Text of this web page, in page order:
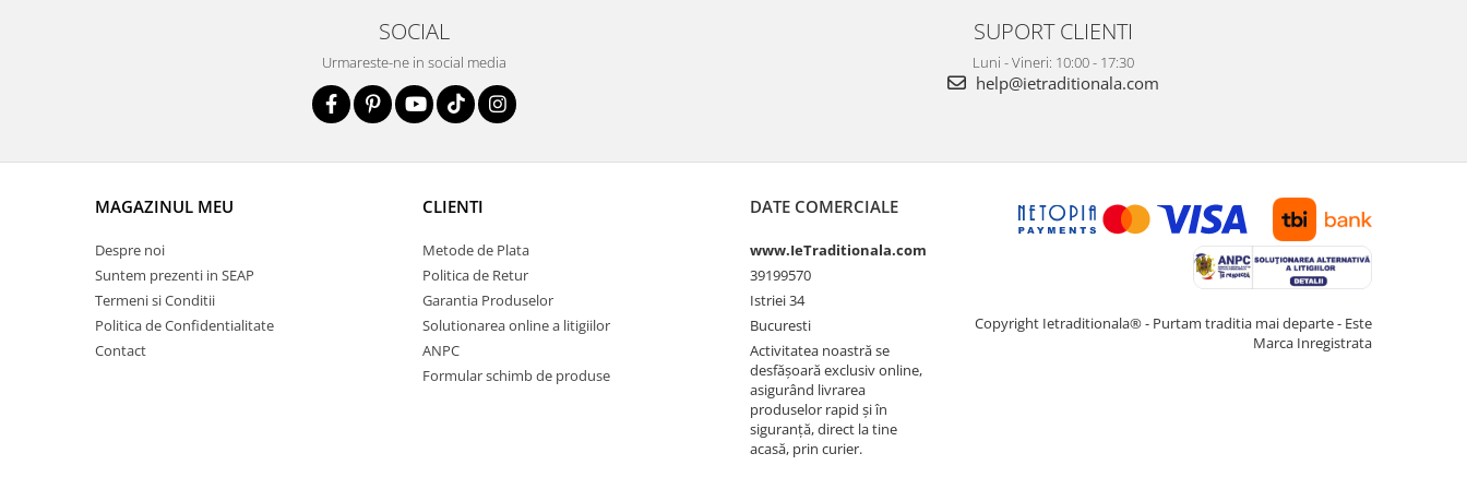
SOCIAL
Urmareste-ne in social media
SUPORT CLIENTI
Luni - Vineri: 10:00 - 17:30
help@ietraditionala.com
MAGAZINUL MEU
Despre noi
Suntem prezenti in SEAP
Termeni si Conditii
Politica de Confidentialitate
Contact
CLIENTI
Metode de Plata
Politica de Retur
Garantia Produselor
Solutionarea online a litigiilor
ANPC
Formular schimb de produse
DATE COMERCIALE
www.IeTraditionala.com
39199570
Istriei 34
Bucuresti
Activitatea noastră se
desfășoară exclusiv online,
asigurând livrarea
produselor rapid și în
siguranță, direct la tine
acasă, prin curier.
Copyright Ietraditionala® - Purtam traditia mai departe - Este
Marca Inregistrata